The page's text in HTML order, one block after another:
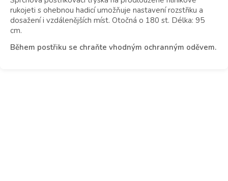
rukojeti s ohebnou hadicí umožňuje nastavení rozstřiku a
dosažení i vzdálenějších míst. Otočná o 180 st. Délka: 95
cm.
Během postřiku se chraňte vhodným ochranným oděvem.